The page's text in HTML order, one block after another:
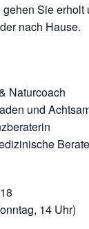
Sie erholt
nach Hause.
Naturcoach
und
14 Uhr)